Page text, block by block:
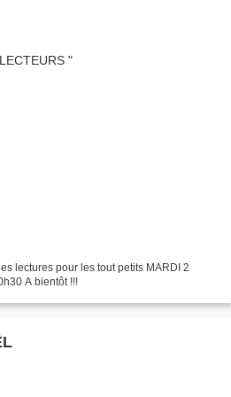
lectures pour les tout petits MARDI 2
A bientôt !!!